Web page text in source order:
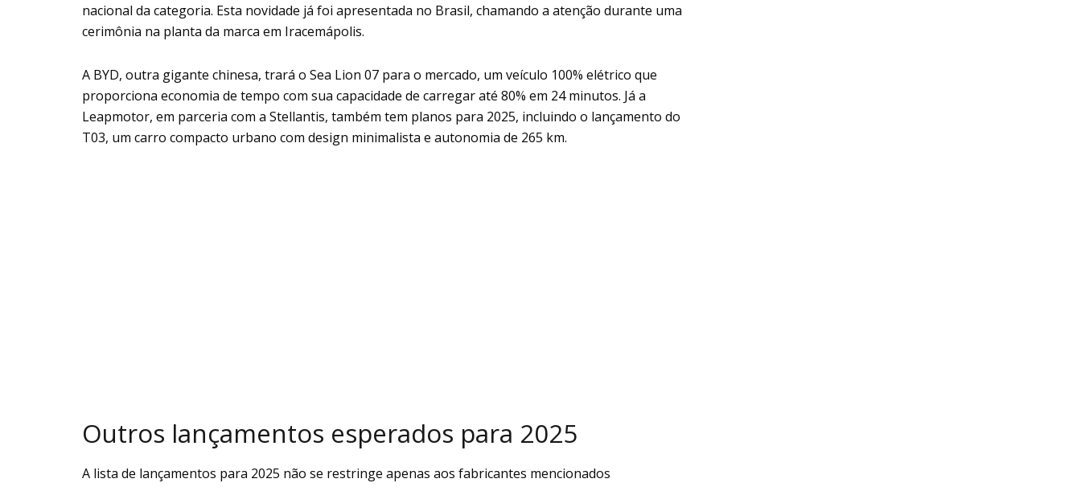
nacional da categoria. Esta novidade já foi apresentada no Brasil, chamando a atenção durante uma
cerimônia na planta da marca em Iracemápolis.
A BYD, outra gigante chinesa, trará o Sea Lion 07 para o mercado, um veículo 100% elétrico que
proporciona economia de tempo com sua capacidade de carregar até 80% em 24 minutos. Já a
Leapmotor, em parceria com a Stellantis, também tem planos para 2025, incluindo o lançamento do
T03, um carro compacto urbano com design minimalista e autonomia de 265 km.
Outros lançamentos esperados para 2025
A lista de lançamentos para 2025 não se restringe apenas aos fabricantes mencionados